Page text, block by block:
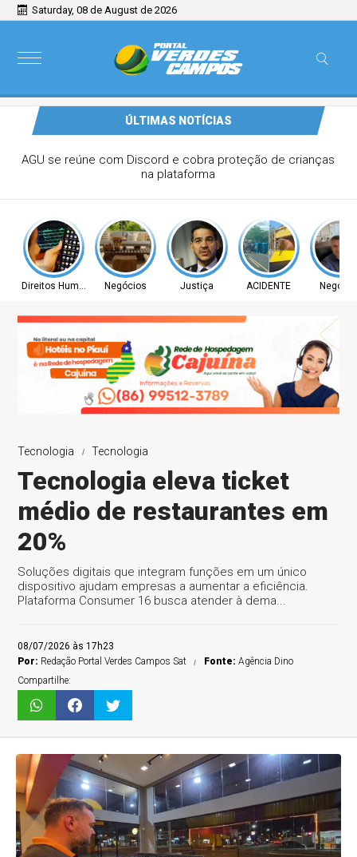
Saturday, 08 de August de 2026
ÚLTIMAS NOTÍCIAS
mercado de móveis e
Direitos Humanos Negócios Justiça ACIDENTE
Tecnologia Tecnologia
Tecnologia eleva ticket
médio de restaurantes em
20%
Soluções digitais que integram funções em um único
dispositivo ajudam empresas a aumentar a eficiência.
Plataforma Consumer 16 busca atender à dema...
08/07/2026 às 17h23
Por: Redação Portal Verdes Campos Sat Fonte:Agência Dino
Compartilhe: